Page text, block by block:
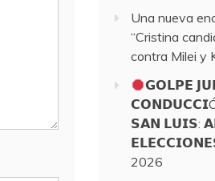
Una nueva
“Cristina
contra Milei y
𝗚𝗢𝗟𝗣𝗘
𝗦𝗔𝗡 𝗟𝗨𝗜𝗦:
2026